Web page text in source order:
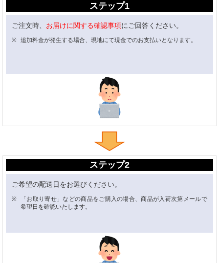
ステップ1
ご注文時、 お届けに関する確認事項にご回答ください。
追加料金が発生する場合、現地にて現金でのお支払いとなります。
ステップ2
ご希望の配送日をお選びください。
「お取り寄せ」などの商品をご購入の場合、商品が入荷次第メールで
希望日を確認いたします。